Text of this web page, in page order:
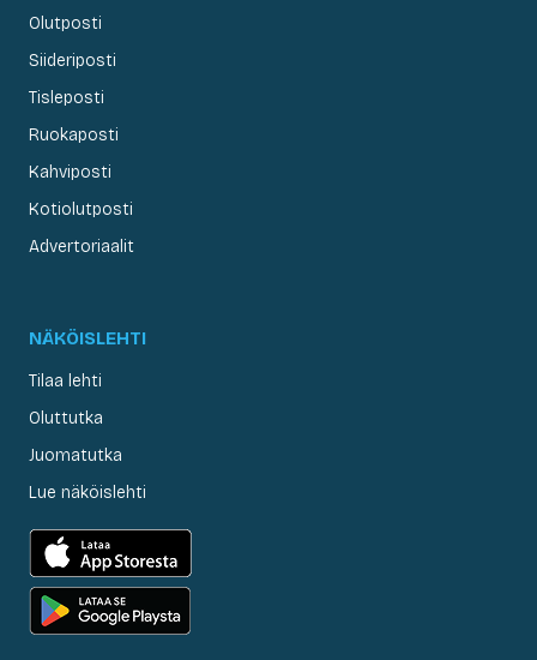
Olutposti
Siideriposti
Tisleposti
Ruokaposti
Kahviposti
Kotiolutposti
Advertoriaalit
NÄKÖISLEHTI
Tilaa lehti
Oluttutka
Juomatutka
Lue näköislehti